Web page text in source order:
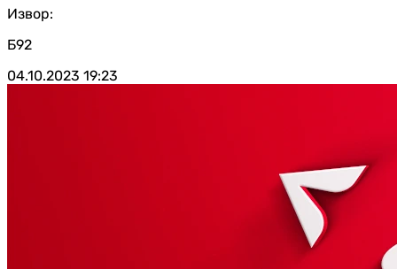
Извор:
Б92
04.10.2023 19:23